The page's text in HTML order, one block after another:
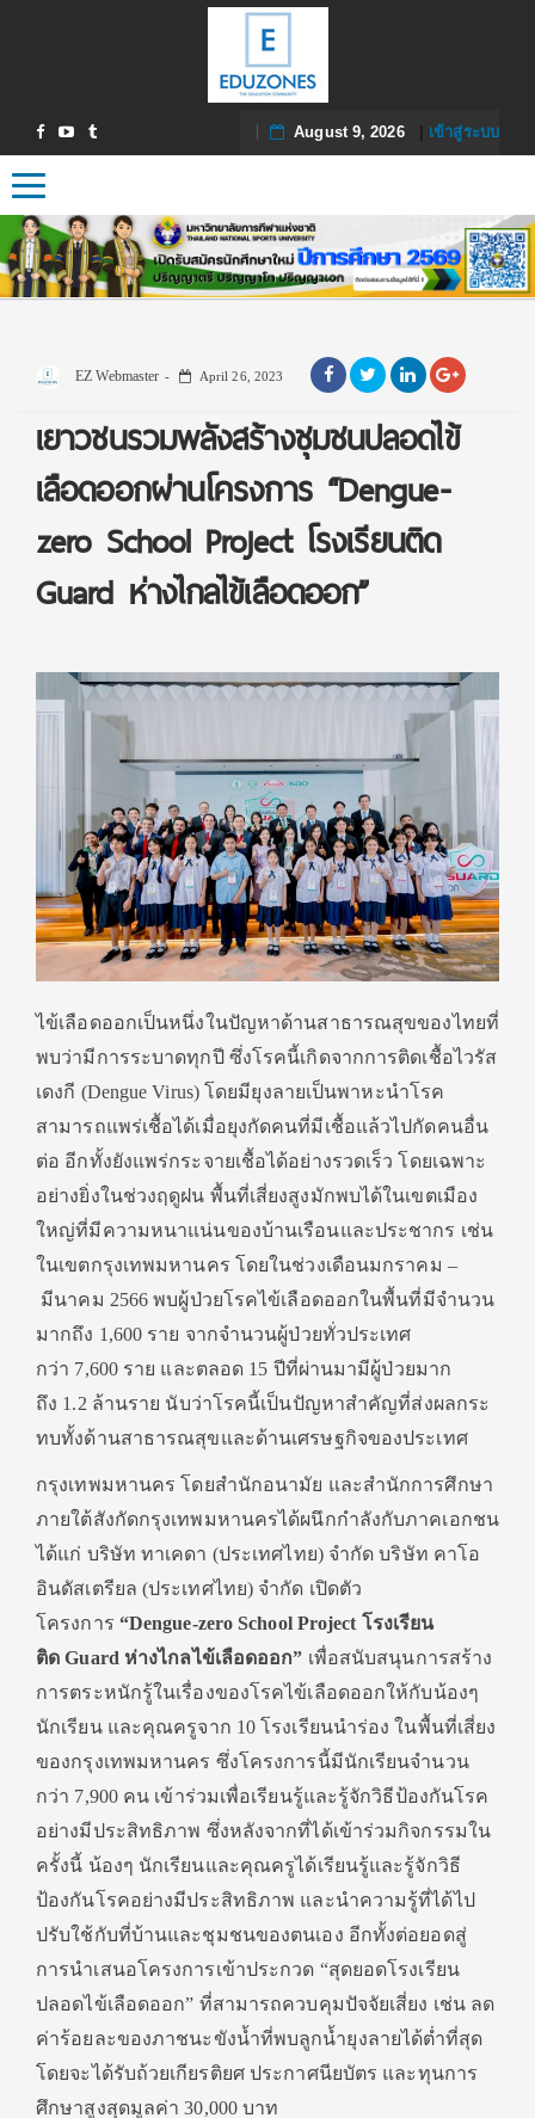
August 9, 2026| เข้าสู่ระบบ
Toggle navigation
EZ Webmaster April 26, 2023
เยาวชนรวมพลังสร้างชุมชนปลอดไข้
เลือดออกผ่านโครงการ “Dengue-
zero School Project โรงเรียนติด
Guard ห่างไกลไข้เลือดออก”
ไข้เลือดออกเป็นหนึ่งในปัญหาด้านสาธารณสุขของไทยที่
พบว่ามีการระบาดทุกปี ซึ่งโรคนี้เกิดจากการติดเชื้อไวรัส
เดงกี (Dengue Virus) โดยมียุงลายเป็นพาหะนำโรค
สามารถแพร่เชื้อได้เมื่อยุงกัดคนที่มีเชื้อแล้วไปกัดคนอื่น
ต่อ อีกทั้งยังแพร่กระจายเชื้อได้อย่างรวดเร็วโดยเฉพาะ
อย่างยิ่งในช่วงฤดูฝน พื้นที่เสี่ยงสูงมักพบได้ในเขตเมือง
ใหญ่ที่มีความหนาแน่นของบ้านเรือนและประชากร เช่น
ในเขตกรุงเทพมหานคร โดยในช่วงเดือนมกราคม –
มีนาคม 2566 พบผู้ป่วยโรคไข้เลือดออกในพื้นที่มีจำนวน
มากถึง 1,600 ราย จากจำนวนผู้ป่วยทั่วประเทศ
กว่า 7,600 ราย และตลอด 15 ปีที่ผ่านมามีผู้ป่วยมาก
ถึง 1.2 ล้านราย นับว่าโรคนี้เป็นปัญหาสําคัญที่ส่งผลกระ
ทบทั้งด้านสาธารณสุขและด้านเศรษฐกิจของประเทศ
กรุงเทพมหานคร โดยสำนักอนามัย และสำนักการศึกษา
ภายใต้สังกัดกรุงเทพมหานครได้ผนึกกำลังกับภาคเอกชน
ได้แก่ บริษัท ทาเคดา (ประเทศไทย) จำกัด บริษัท คาโอ
อินดัสเตรียล (ประเทศไทย) จำกัด เปิดตัว
โครงการ “Dengue-zero School Project โรงเรียน
ติดGuard ห่างไกลไข้เลือดออก” เพื่อสนับสนุนการสร้าง
การตระหนักรู้ในเรื่องของโรคไข้เลือดออกให้กับน้องๆ
นักเรียน และคุณครูจาก 10โรงเรียนนำร่อง ในพื้นที่เสี่ยง
ของกรุงเทพมหานคร ซึ่งโครงการนี้มีนักเรียนจำนวน
กว่า 7,900 คน เข้าร่วมเพื่อเรียนรู้และรู้จักวิธีป้องกันโรค
อย่างมีประสิทธิภาพ ซึ่งหลังจากที่ได้เข้าร่วมกิจกรรมใน
ครั้งนี้ น้องๆ นักเรียนและคุณครูได้เรียนรู้และรู้จักวิธี
ป้องกันโรคอย่างมีประสิทธิภาพ และนำความรู้ที่ได้ไป
ปรับใช้กับที่บ้านและชุมชนของตนเอง อีกทั้งต่อยอดสู่
การนำเสนอโครงการเข้าประกวด “สุดยอดโรงเรียน
ปลอดไข้เลือดออก” ที่สามารถควบคุมปัจจัยเสี่ยง เช่น ลด
ค่าร้อยละของภาชนะขังน้ำที่พบลูกน้ำยุงลายได้ต่ำที่สุด
โดยจะได้รับถ้วยเกียรติยศ ประกาศนียบัตร และทุนการ
ศึกษาสูงสุดมูลค่า30,000บาท